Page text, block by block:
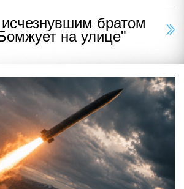
братом
на улице"